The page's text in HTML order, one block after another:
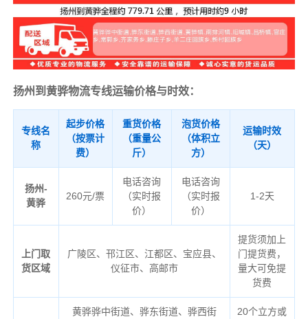
扬州到黄骅物流专线运输价格与时效：
专线名
称
起步价格
（按票计
费）
重货价格
（重量公
斤）
泡货价格
（体积立
方）
运输时效
（天）
扬州-
黄骅
260元/票
电话咨询
（实时报
价）
电话咨询
（实时报
价）
1-2天
上门取
货区域
广陵区、邗江区、江都区、宝应县、
仪征市、高邮市
提货须加上
门提货费，
量大可免提
货费
黄骅骅中街道、骅东街道、骅西街
20个立方或